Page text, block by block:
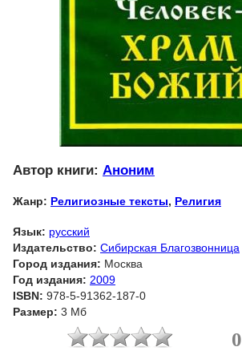
Автор книги: Аноним
Жанр: Религиозные тексты, Религия
Язык: русский
Издательство: Сибирская Благозвонница
Город издания: Москва
Год издания: 2009
ISBN: 978-5-91362-187-0
Размер: 3 Мб
0